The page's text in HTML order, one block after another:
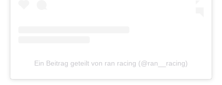
Ein Beitrag geteilt von ran racing (@ran__racing)